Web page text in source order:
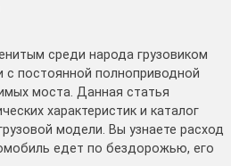
среди народа грузовиком
постоянной полноприводной
моста. Данная статья
характеристик и каталог
модели. Вы узнаете расход
едет по бездорожью, его